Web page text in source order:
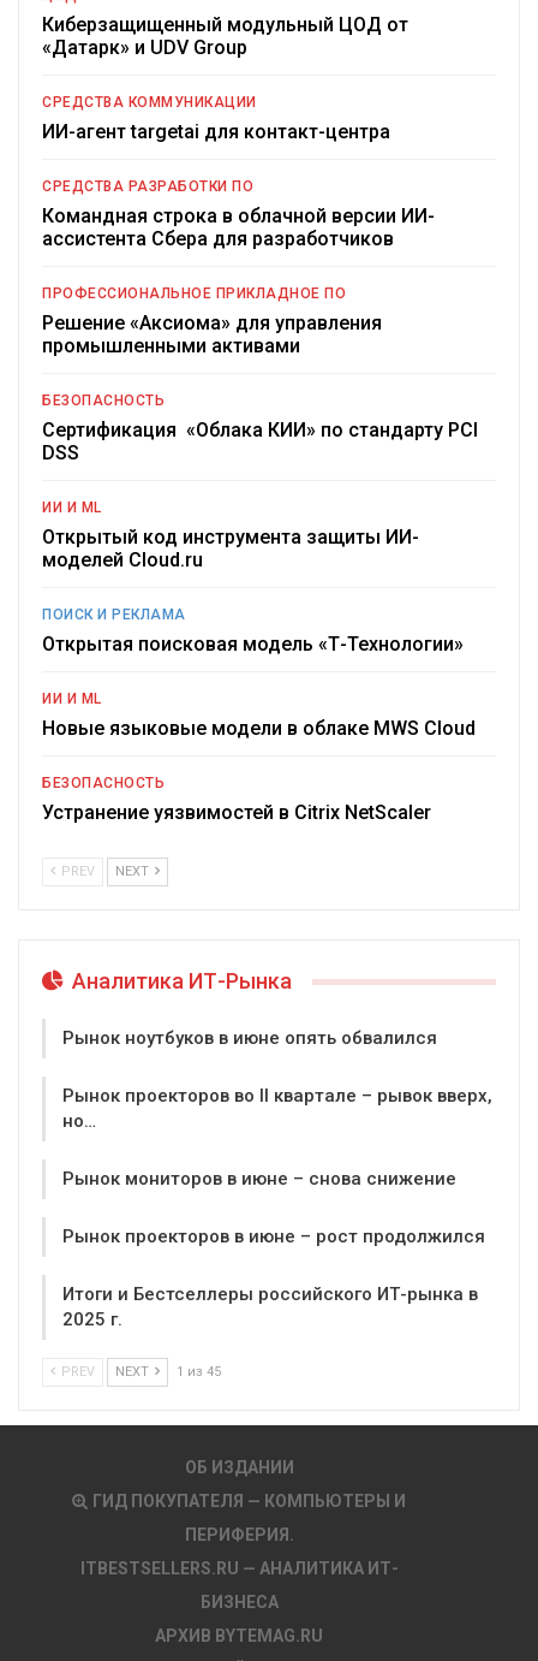
Киберзащищенный модульный ЦОД от
«Датарк» и UDV Group
СРЕДСТВА КОММУНИКАЦИИ
ИИ-агент targetai для контакт-центра
СРЕДСТВА РАЗРАБОТКИ ПО
Командная строка в облачной версии ИИ-
ассистента Сбера для разработчиков
ПРОФЕССИОНАЛЬНОЕ ПРИКЛАДНОЕ ПО
Решение «Аксиома» для управления
промышленными активами
БЕЗОПАСНОСТЬ
Сертификация «Облака КИИ» по стандарту PCI
DSS
ИИ И ML
Открытый код инструмента защиты ИИ-
моделей Cloud.ru
ПОИСК И РЕКЛАМА
Открытая поисковая модель «Т-Технологии»
ИИ И ML
Новые языковые модели в облаке MWS Cloud
БЕЗОПАСНОСТЬ
Устранение уязвимостей в Citrix NetScaler
PREV NEXT
Аналитика ИТ-Рынка
Рынок ноутбуков в июне опять обвалился
Рынок проекторов во II квартале – рывок вверх,
но…
Рынок мониторов в июне – снова снижение
Рынок проекторов в июне – рост продолжился
Итоги и Бестселлеры российского ИТ-рынка в
2025 г.
PREV NEXT 1 из 45
ОБ ИЗДАНИИ
ГИД ПОКУПАТЕЛЯ — КОМПЬЮТЕРЫ И
ПЕРИФЕРИЯ.
ITBESTSELLERS.RU — АНАЛИТИКА ИТ-
БИЗНЕСА
АРХИВ BYTEMAG.RU